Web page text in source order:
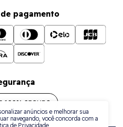
anúncios e melhorar sua
navegando, você concorda com a
de Privacidade
pagamento